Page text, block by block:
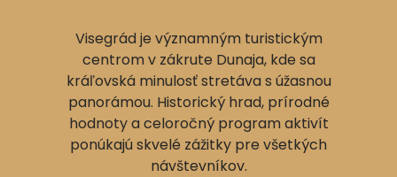
Visegrád je významným turistickým
centrom v zákrute Dunaja, kde sa
kráľovská minulosť stretáva s úžasnou
panorámou. Historický hrad, prírodné
hodnoty a celoročný program aktivít
ponúkajú skvelé zážitky pre všetkých
návštevníkov.